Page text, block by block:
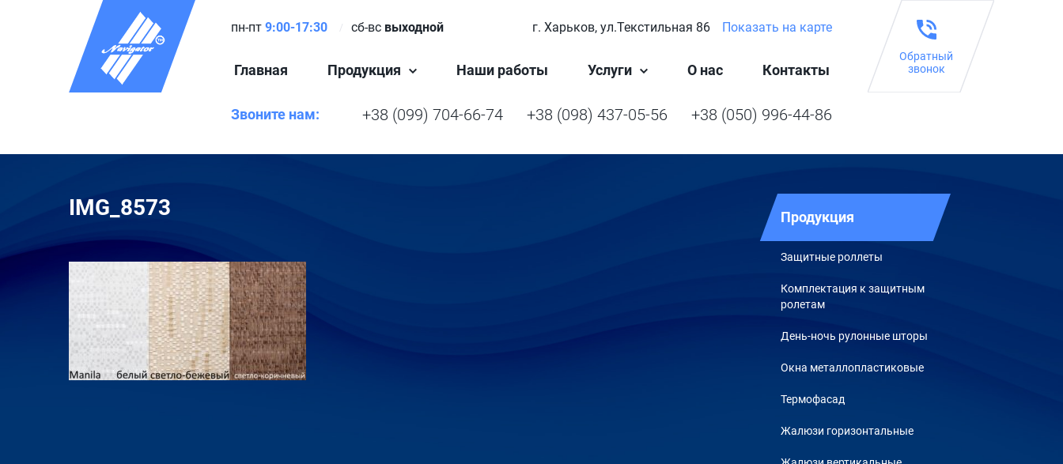
пн-пт 9:00-17:30 сб-вс выходной г. Харьков, ул.Текстильная 86 Показать на карте
Главная Продукция Наши работы Услуги О нас Контакты
Звоните нам: +38 (050) 996-44-86
+38 (098) 437-05-56
+38 (099) 704-66-74
Обратный
звонок
IMG_8573 Продукция
Защитные роллеты
Комплектация к защитным
ролетам
День-ночь рулонные шторы
Окна металлопластиковые
Термофасад
Жалюзи горизонтальные